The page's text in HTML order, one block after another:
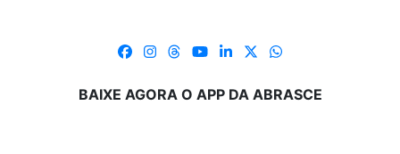
BAIXE AGORA O APP DA ABRASCE